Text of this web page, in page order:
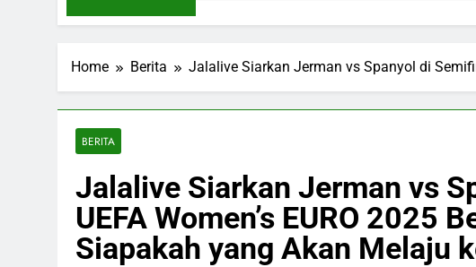
Home Berita Jalalive Siarkan Jerman vs Spanyol di
BERITA
Jalalive Siarkan Jerman vs
UEFA Women’s EURO 2025
Siapakah yang Akan Melaju